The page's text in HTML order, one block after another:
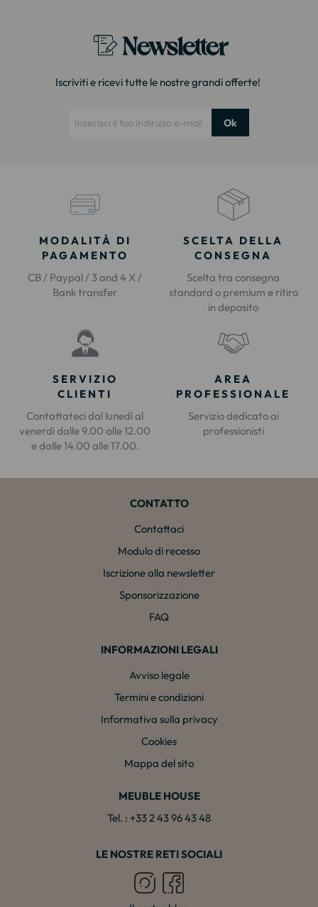
Newsletter
Iscriviti e ricevi tutte le nostre grandi offerte!
Ok
MODALITÀ DI
PAGAMENTO
CB / Paypal / 3 and 4 X /
Bank transfer
SCELTA DELLA
CONSEGNA
Scelta tra consegna
standard o premium e ritiro
in deposito
SERVIZIO
CLIENTI
Contattateci dal lunedì al
venerdì dalle 9.00 alle 12.00
e dalle 14.00 alle 17.00.
AREA
PROFESSIONALE
Servizio dedicato ai
professionisti
CONTATTO
Contattaci
Modulo di recesso
Iscrizione alla newsletter
Sponsorizzazione
FAQ
INFORMAZIONI LEGALI
Avviso legale
Termini e condizioni
Informativa sulla privacy
Cookies
Mappa del sito
MEUBLE HOUSE
Tel. : +33 2 43 96 43 48
LE NOSTRE RETI SOCIALI